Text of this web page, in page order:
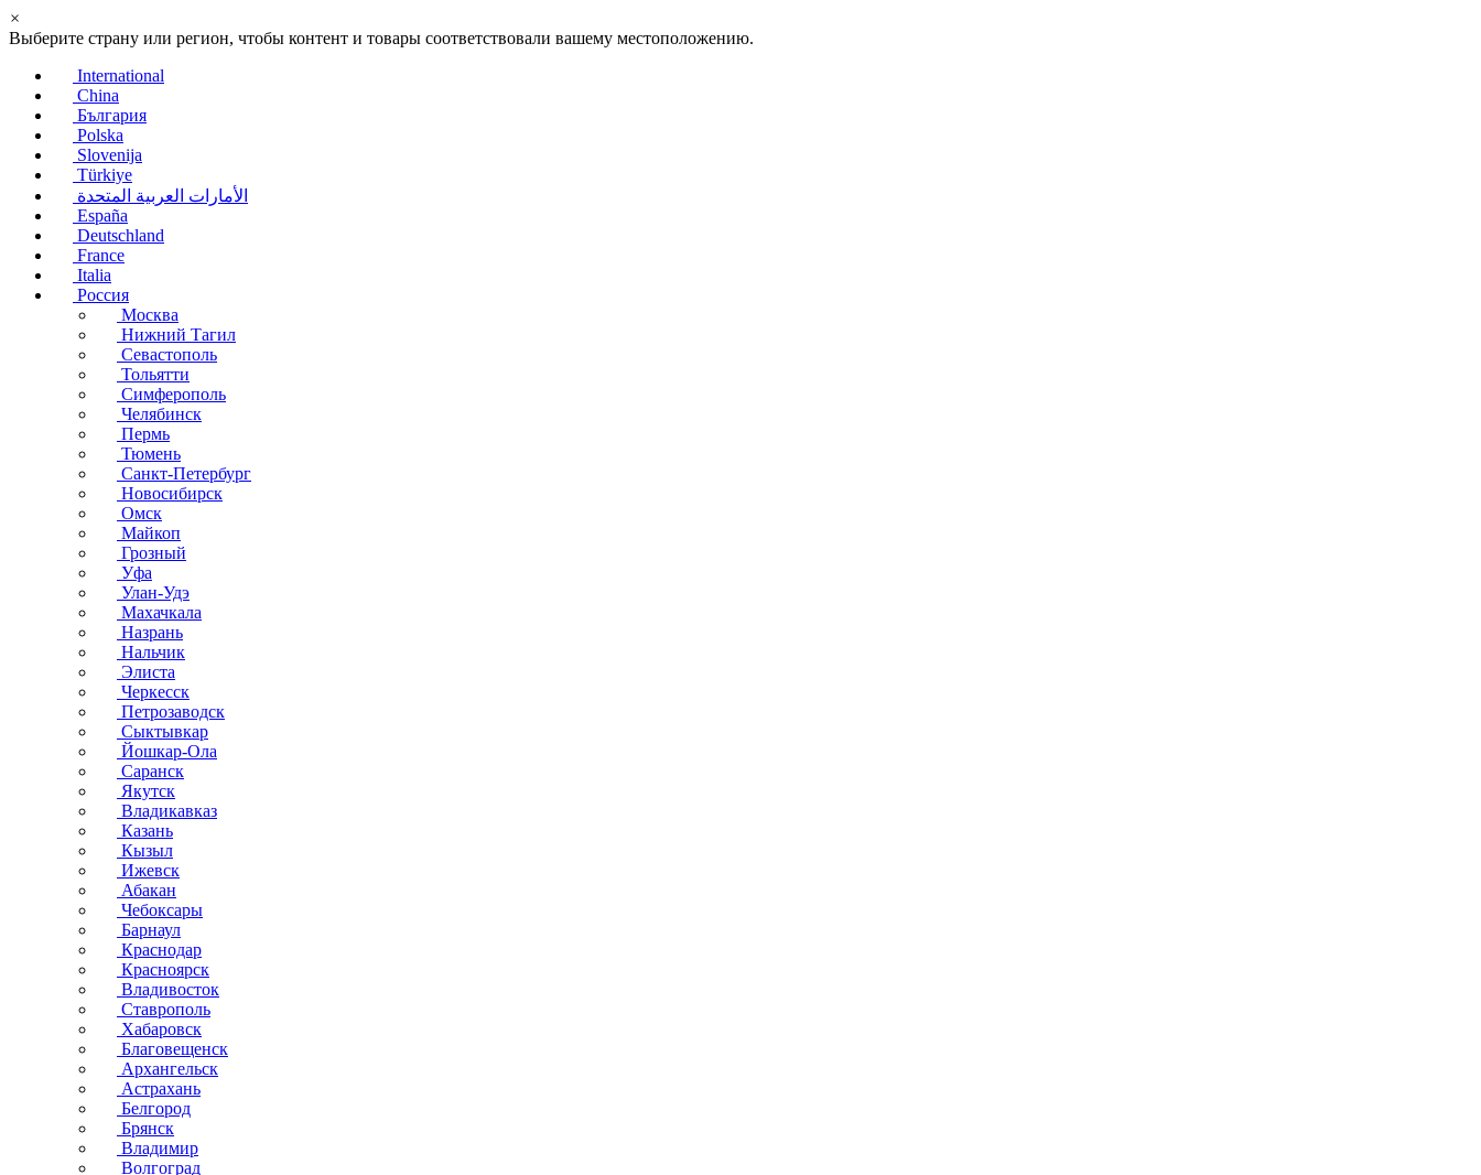
×
Выберите страну или регион, чтобы контент и товары соответствовали вашему местоположению.
International
China
България
Polska
Slovenija
Türkiye
الأمارات العربية المتحدة
España
Deutschland
France
Italia
Россия
Москва
Нижний Тагил
Севастополь
Тольятти
Симферополь
Челябинск
Пермь
Тюмень
Санкт-Петербург
Новосибирск
Омск
Майкоп
Грозный
Уфа
Улан-Удэ
Махачкала
Назрань
Нальчик
Элиста
Черкесск
Петрозаводск
Сыктывкар
Йошкар-Ола
Саранск
Якутск
Владикавказ
Казань
Кызыл
Ижевск
Абакан
Чебоксары
Барнаул
Краснодар
Красноярск
Владивосток
Ставрополь
Хабаровск
Благовещенск
Архангельск
Астрахань
Белгород
Брянск
Владимир
Волгоград